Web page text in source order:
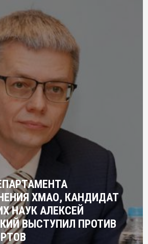
ХМАО, КАНДИДАТ
НАУК АЛЕКСЕЙ
ВЫСТУПИЛ ПРОТИВ